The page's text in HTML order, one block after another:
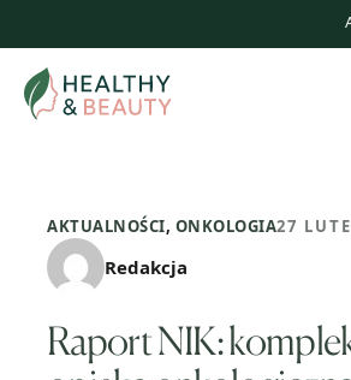
treści
AKTUALNOŚCI, ONKOLOGIA27
Redakcja
Raport NIK: